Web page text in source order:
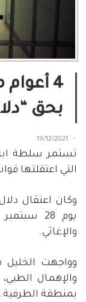
4
بحق
19/12/2021
تستمر سلطة
التي اعتقلتها
وكان اعتقال
والإغاثي.
وواجهت الخليل
والإهمال
بمنطقة الطرفية.